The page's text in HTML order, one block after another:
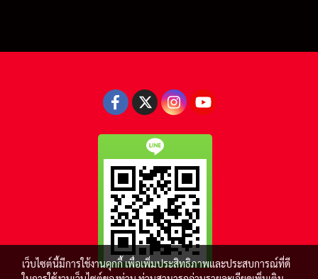
เว็บไซต์นี้มีการใช้งานคุกกี้ เพื่อเพิ่มประสิทธิภาพและประสบการณ์ที่ดี